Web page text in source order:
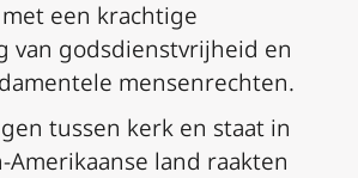
een krachtige
van godsdienstvrijheid en
mensenrechten.
tussen kerk en staat in
land raakten